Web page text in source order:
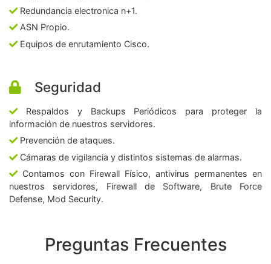
Redundancia electronica n+1.
ASN Propio.
Equipos de enrutamiento Cisco.
Seguridad
Respaldos y Backups Periódicos para proteger la
información de nuestros servidores.
Prevención de ataques.
Cámaras de vigilancia y distintos sistemas de alarmas.
Contamos con Firewall Físico, antivirus permanentes en
nuestros servidores, Firewall de Software, Brute Force
Defense, Mod Security.
Preguntas Frecuentes